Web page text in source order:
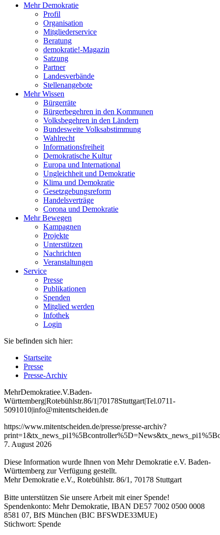
Mehr Demokratie
Profil
Organisation
Mitgliederservice
Beratung
demokratie!-Magazin
Satzung
Partner
Landesverbände
Stellenangebote
Mehr Wissen
Bürgerräte
Bürgerbegehren in den Kommunen
Volksbegehren in den Ländern
Bundesweite Volksabstimmung
Wahlrecht
Informationsfreiheit
Demokratische Kultur
Europa und International
Ungleichheit und Demokratie
Klima und Demokratie
Gesetzgebungsreform
Handelsverträge
Corona und Demokratie
Mehr Bewegen
Kampagnen
Projekte
Unterstützen
Nachrichten
Veranstaltungen
Service
Presse
Publikationen
Spenden
Mitglied werden
Infothek
Login
Sie befinden sich hier:
Startseite
Presse
Presse-Archiv
MehrDemokratiee.V.Baden-
Württemberg|Rotebühlstr.86/1 |70178Stuttgart|Tel.0711-
5091010|info@mitentscheiden.de
https://www.mitentscheiden.de/presse/presse-archiv?
7. August 2026
Diese Information wurde Ihnen von Mehr Demokratie e.V. Baden-
Württemberg zur Verfügung gestellt.
Mehr Demokratie e.V., Rotebühlstr. 86/1, 70178 Stuttgart
Bitte unterstützen Sie unsere Arbeit mit einer Spende!
Spendenkonto: Mehr Demokratie, IBAN DE57 7002 0500 0008
8581 07, BfS München (BIC BFSWDE33MUE)
Stichwort: Spende